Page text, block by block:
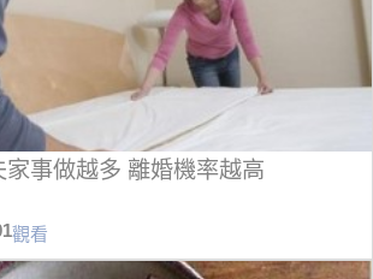
事做越多 離婚機率越高
觀看